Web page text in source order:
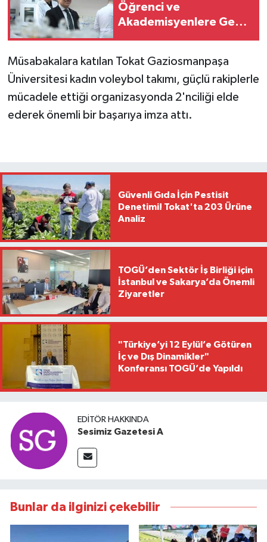
Öğrenci ve
Akademisyenlere Geniş
Müsabakalara katılan Tokat Gaziosmanpaşa
Üniversitesi kadın voleybol takımı, güçlü rakiplerle
mücadele ettiği organizasyonda 2'nciliği elde
ederek önemli bir başarıya imza attı.
Güvenli Gıda İçin Pestisit
Denetimi! Tokat'ta 203 Ürüne
Analiz
TOGÜ’den Sektör İş Birliği için
İstanbul ve Sakarya’da Önemli
Ziyaretler
"Türkiye’yi 12 Eylül’e Götüren
İç ve Dış Dinamikler"
Konferansı TOGÜ’de Yapıldı
EDITÖR HAKKINDA
Sesimiz Gazetesi A
Bunlar da ilginizi çekebilir